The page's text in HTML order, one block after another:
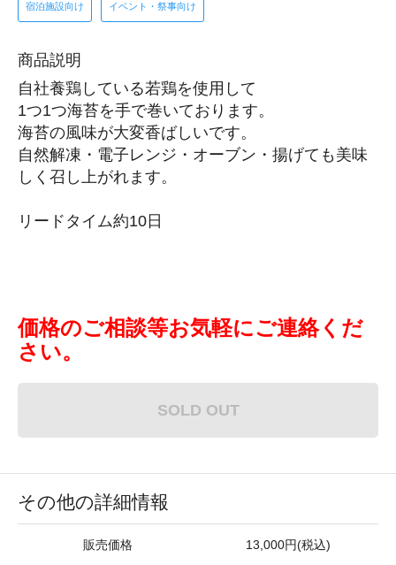
宿泊施設向け イベント・祭事向け
商品説明
自社養鶏している若鶏を使用して
1つ1つ海苔を手で巻いております。
海苔の風味が大変香ばしいです。
自然解凍・電子レンジ・オーブン・揚げても美味
しく召し上がれます。
リードタイム約10日
価格のご相談等お気軽にご連絡くだ
さい。
SOLD OUT
その他の詳細情報
販売価格 13,000円(税込)